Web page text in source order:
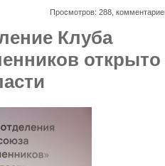
Просмотров: 288,
Клуба
открыто